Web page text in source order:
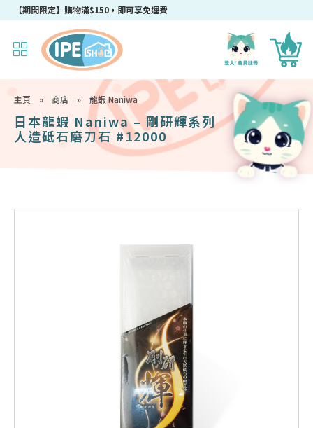
【期間限定】購物滿$150，即可享免運費
主頁 » 商店 » 龍蝦 Naniwa
日本龍蝦 Naniwa – 剛研輝系列
人造砥石磨刀石 #12000